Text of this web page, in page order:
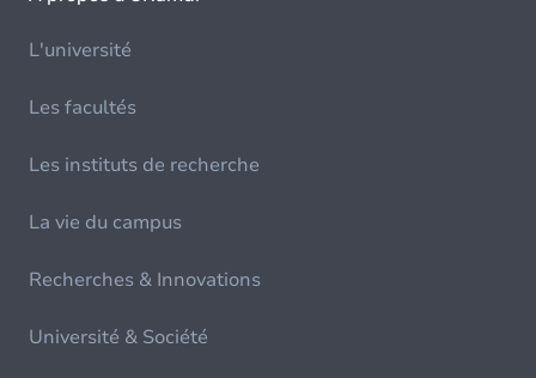
L'université
Les facultés
Les instituts de recherche
La vie du campus
Recherches & Innovations
Université & Société